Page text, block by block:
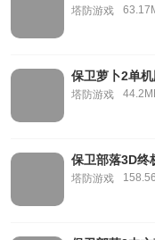
塔防游戏
保卫萝卜2单机
塔防游戏
保卫部落3D终
塔防游戏